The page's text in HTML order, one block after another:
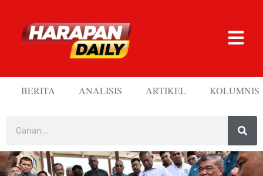
BERITA ANALISIS ARTIKEL KOLUMNIS